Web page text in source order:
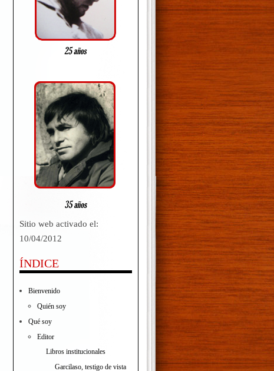
Sitio web activado el:
10/04/2012
ÍNDICE
Bienvenido
Quién soy
Qué soy
Editor
Libros institucionales
Garcilaso, testigo de vista